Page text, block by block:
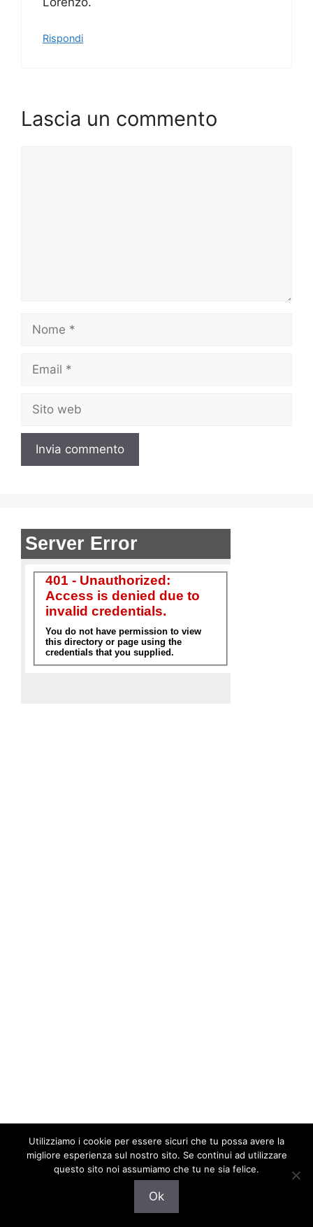
Rispondi
Lascia un commento
Nome
Email
Sito
web
© 2026 Provini TV Televisione Fiction Programmi Rai
• Creato con
Utilizziamo i cookie per essere sicuri che tu possa avere la
migliore esperienza sul nostro sito. Se continui ad utilizzare
questo sito noi assumiamo che tu ne sia felice.
Ok